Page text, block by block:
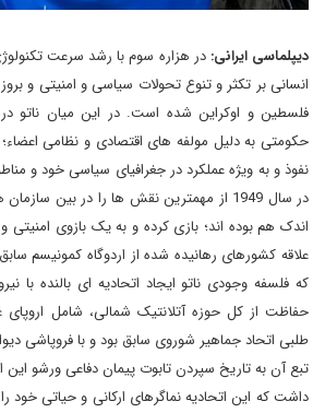
دیپلماسی ایرانی:در هزاره سوم با رشد سرعت
انسانی بر تکثر و تنوع تحولات سیاسی و امنیتی و
فلسطین و اوکراین شده است. در این میان ناتو
حکومتی به دلیل مولفه های اقتصادی و نظامی
نفوذ و به ویژه عملکرد در جغرافیای سیاسی خود و
در سال 1949 از مهمترین نقش ها را در بین
اندک هم بوده اند؛ بازی کرده و به یک بازوی
علاقه کشورهای رهانیده شده از اردوگاه کمونیسم
که فلسفه وجودی ناتو ایجاد اتحادیه ای بالنده با
حفاظت از کل حوزه آتلانتیک شمالی، شامل اروپای
تبع آن به تاریخ سپردن تابوت پیمان دفاعی ورشو
داشت که این اتحادیه نماگرهای ارکانی و حیاتی خود را